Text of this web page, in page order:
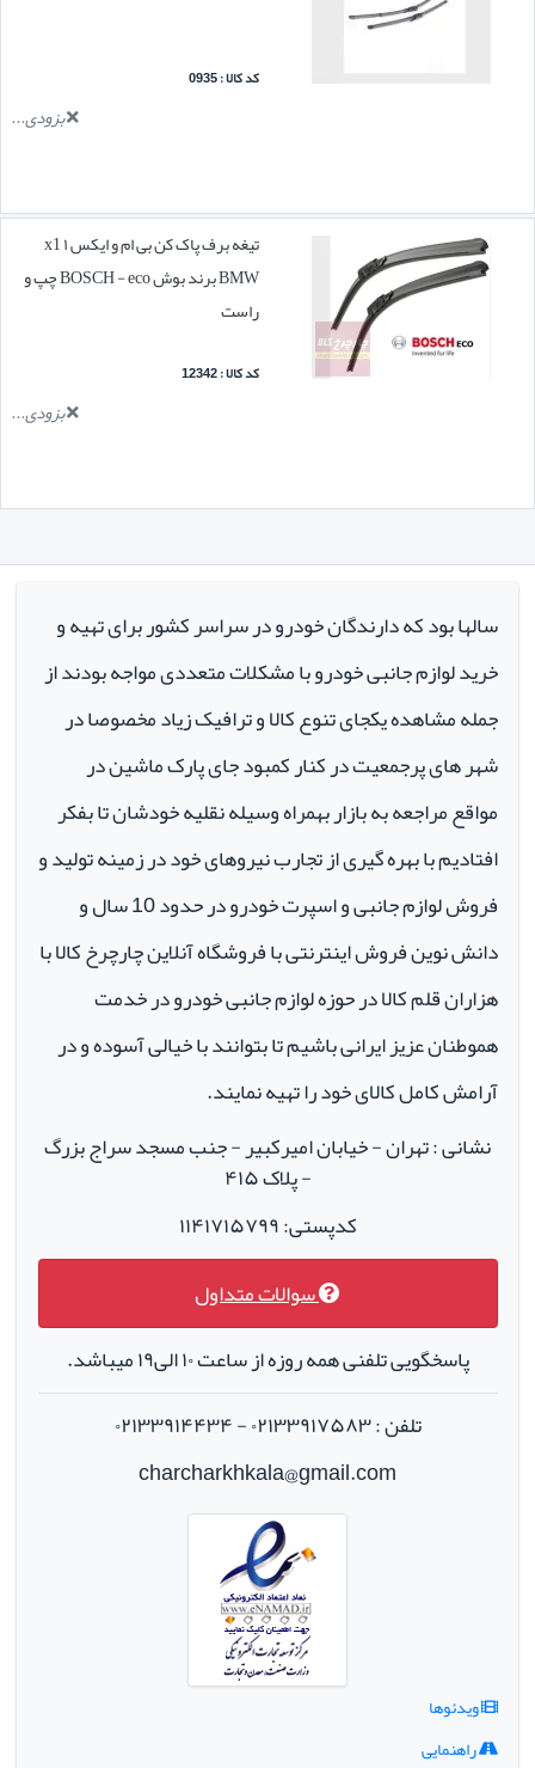
کد کالا : 0935
بزودی...
تیغه برف پاک کن بی ام و ایکس ۱ x1
BMW برند بوش BOSCH - eco چپ و
راست
کد کالا : 12342
بزودی...
سالها بود که دارندگان خودرو در سراسر کشور برای تهیه و
خرید لوازم جانبی خودرو با مشکلات متعددی مواجه بودند از
جمله مشاهده یکجای تنوع کالا و ترافیک زیاد مخصوصا در
شهر های پرجمعیت در کنار کمبود جای پارک ماشین در
مواقع مراجعه به بازار بهمراه وسیله نقلیه خودشان تا بفکر
افتادیم با بهره گیری از تجارب نیروهای خود در زمینه تولید و
فروش لوازم جانبی و اسپرت خودرو در حدود 10 سال و
دانش نوین فروش اینترنتی با فروشگاه آنلاین چارچرخ کالا با
هزاران قلم کالا در حوزه لوازم جانبی خودرو در خدمت
هموطنان عزیز ایرانی باشیم تا بتوانند با خیالی آسوده و در
آرامش کامل کالای خود را تهیه نمایند.
نشانی : تهران - خیابان امیرکبیر - جنب مسجد سراج بزرگ
- پلاک ۴۱۵
کدپستی: ۱۱۴۱۷۱۵۷۹۹
سوالات متداول
پاسخگویی تلفنی همه روزه از ساعت ۱۰ الی۱۹ میباشد.
تلفن : ۰۲۱۳۳۹۱۷۵۸۳ - ۰۲۱۳۳۹۱۴۴۳۴
charcharkhkala@gmail.com
ویدئوها
راهنمایی